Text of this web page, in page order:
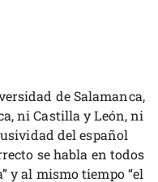
de Salamanca,
ni Castilla y León, ni
del español
se habla en todos
y al mismo tiempo “el